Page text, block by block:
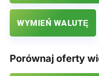
WYMIEŃ WALUTĘ
Porównaj oferty